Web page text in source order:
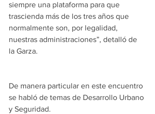
siempre una plataforma para que
trascienda más de los tres años que
normalmente son, por legalidad,
nuestras administraciones”, detalló de
la Garza.
De manera particular en este encuentro
se habló de temas de Desarrollo Urbano
y Seguridad.